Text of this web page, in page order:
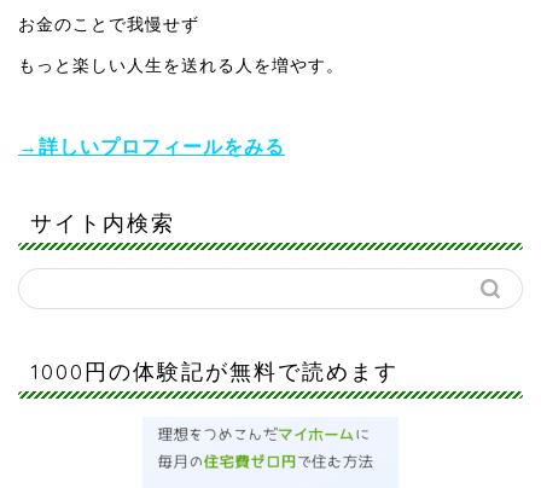
お金のことで我慢せず
もっと楽しい人生を送れる人を増やす。
→詳しいプロフィールをみる
サイト内検索
1000円の体験記が無料で読めます